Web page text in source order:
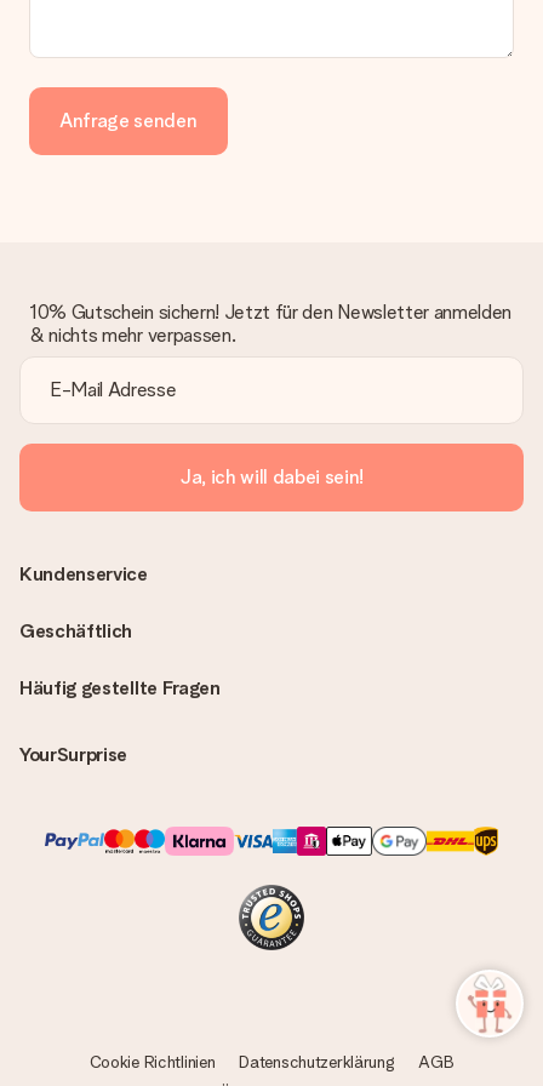
Alle Lieferungen erfolgen ohne Rechnung und/oder
Lieferschein. Die Rechnung zu deiner Bestellung erhältst du
zeitgleich mit der Bestätigungsmail und kannst sie jederzeit in
deinem MySurprise Account einsehen. Du kannst das
Anfrage senden
10% Gutschein sichern! Jetzt für den Newsletter anmelden
& nichts mehr verpassen.
Ja, ich will dabei sein!
Häufig gestellte Fragen
YourSurprise
Kundenservice
Geschäftlich
Cookie Richtlinien Datenschutzerklärung
AGB